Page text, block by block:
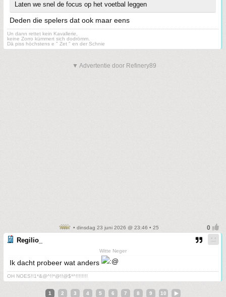
Laten we snel de focus op het voetbal leggen
Deden die spelers dat ook maar eens
Un dann rettet kein Kavallerie,
keine Zorro kümmert sich dodrömm.
Dä piss höchstens e " Zet " en der Schnie
▼ Advertentie door Refinery89
• dinsdag 23 juni 2026 @ 23:46 • 25
Regilio_
Witte Neger
Ik dacht probeer wat anders
OH NOES!!1*&@^!!*@!!@$*^!!!!!!!!
1 2 3 4 5 6 7 8 9 10